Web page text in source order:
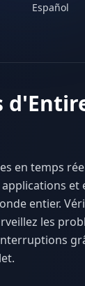
Español
en temps
et
entier.
les